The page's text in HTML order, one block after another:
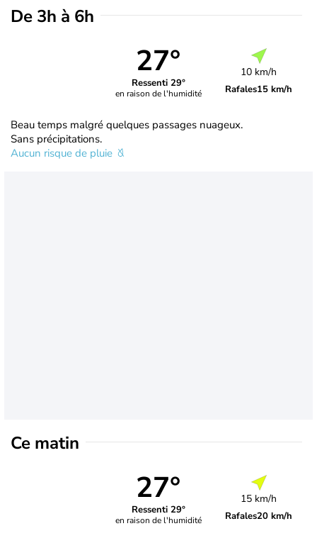
De 3h à 6h
27°
Ressenti 29°
en raison de l'humidité
10 km/h
Rafales15 km/h
Beau temps malgré quelques passages nuageux.
Sans précipitations.
Aucun risque de pluie
Ce matin
27°
Ressenti 29°
en raison de l'humidité
15 km/h
Rafales20 km/h